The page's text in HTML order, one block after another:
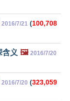
2016/7/21 (100,708
含义 🖼️ 2016/7/20
2016/7/20 (323,059